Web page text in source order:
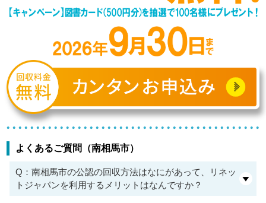
よくあるご質問（南相馬市）
Q：南相馬市の公認の回収方法はなにがあって、リネッ
トジャパンを利用するメリットはなんですか？